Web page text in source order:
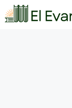
Saltar
al